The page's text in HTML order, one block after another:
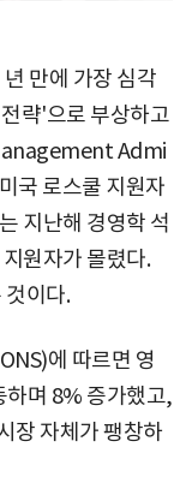
만에 가장 심각
략'으로 부상하고
Admi
국 로스쿨 지원자
지난해 경영학 석
원자가 몰렸다.
것이다.
에 따르면 영
하며 8% 증가했고,
장 자체가 팽창하